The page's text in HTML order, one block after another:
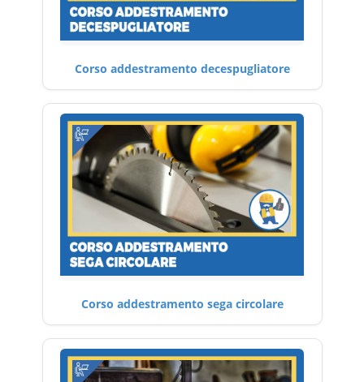
Corso addestramento decespugliatore
Corso addestramento sega circolare